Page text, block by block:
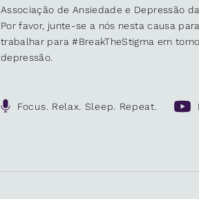
Associação de Ansiedade e Depressão
Por favor, junte-se a nós nesta causa
trabalhar para #BreakTheStigma em
depressão.
Focus. Relax. Sleep. Repeat.